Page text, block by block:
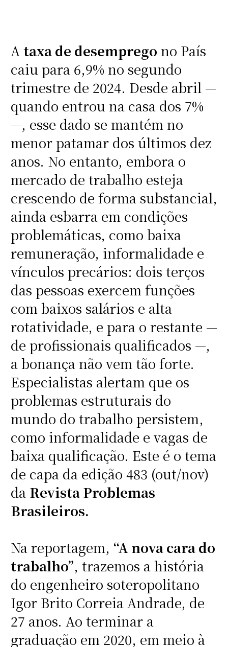
Ataxa de desemprego no País
caiu para 6,9% no segundo
trimestre de 2024. Desde abril —
quando entrou na casa dos 7%
—, esse dado se mantém no
menor patamar dos últimos dez
anos. No entanto, embora o
mercado de trabalho esteja
crescendo de forma substancial,
ainda esbarra em condições
problemáticas, como baixa
remuneração, informalidade e
vínculos precários: dois terços
das pessoas exercem funções
com baixos salários e alta
rotatividade, e para o restante —
de profissionais qualificados —,
a bonança não vem tão forte.
Especialistas alertam que os
problemas estruturais do
mundo do trabalho persistem,
como informalidade e vagas de
baixa qualificação. Este é o tema
de capa da edição 483 (out/nov)
da Revista Problemas
Brasileiros.
Na reportagem, “A nova cara do
trabalho”, trazemos a história
do engenheiro soteropolitano
Igor Brito Correia Andrade, de
27 anos. Ao terminar a
graduação em 2020, em meio à